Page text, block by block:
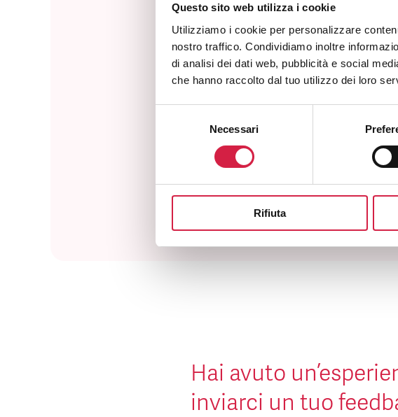
Questo sito web utilizza i cookie
Utilizziamo i cookie per personalizzare
nostro traffico. Condividiamo inoltre
di analisi dei dati web, pubblicità e social
che hanno raccolto dal tuo utilizzo dei loro
Necessari
Rifiuta
Come
Come posso
Hai avuto
inviarci un tuo